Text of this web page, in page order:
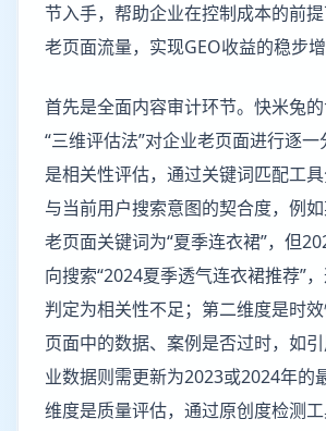
节入手，帮助企业在控制成本的前
老页面流量，实现GEO收益的稳步增
首先是全面内容审计环节。快米兔
“三维评估法”对企业老页面进行逐
是相关性评估，通过关键词匹配工
与当前用户搜索意图的契合度，例
老页面关键词为“夏季连衣裙”，但
向搜索“2024夏季透气连衣裙推荐”
判定为相关性不足；第二维度是时
页面中的数据、案例是否过时，如
业数据则需更新为2023或2024年的
维度是质量评估，通过原创度检测